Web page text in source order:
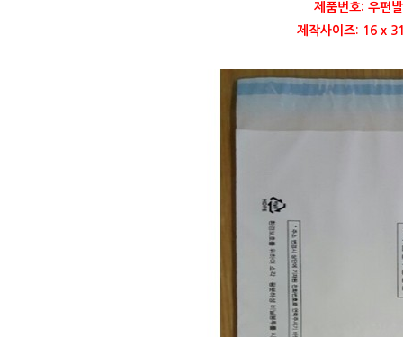
제품번호: 우편
제작사이즈: 16 x